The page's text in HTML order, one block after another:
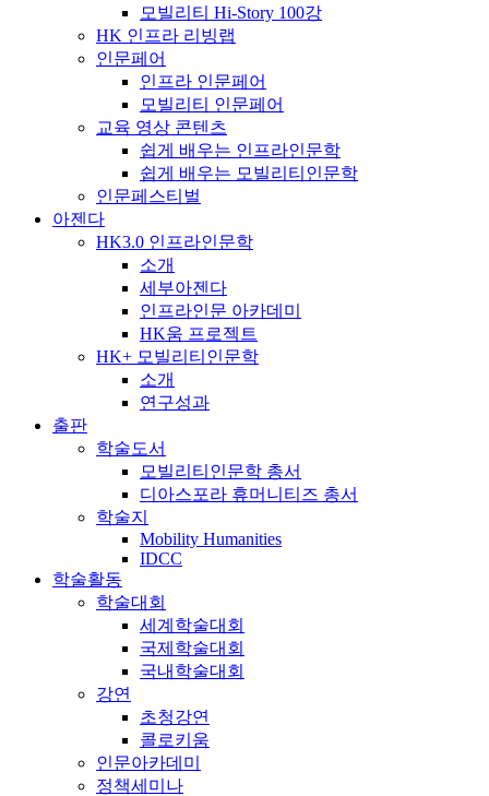
모빌리티 Hi-Story 100강
HK 인프라 리빙랩
인문페어
인프라 인문페어
모빌리티 인문페어
교육 영상 콘텐츠
쉽게 배우는 인프라인문학
쉽게 배우는 모빌리티인문학
인문페스티벌
아젠다
HK3.0 인프라인문학
소개
세부아젠다
인프라인문 아카데미
HK움 프로젝트
HK+ 모빌리티인문학
소개
연구성과
출판
학술도서
모빌리티인문학 총서
디아스포라 휴머니티즈 총서
학술지
Mobility Humanities
IDCC
학술활동
학술대회
세계학술대회
국제학술대회
국내학술대회
강연
초청강연
콜로키움
인문아카데미
정책세미나